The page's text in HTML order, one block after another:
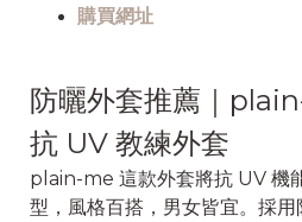
購買網址
防曬外套推薦｜
抗 UV 教練外套
plain-me 這款外套將抗 UV 機
型，風格百搭，男女皆宜。採